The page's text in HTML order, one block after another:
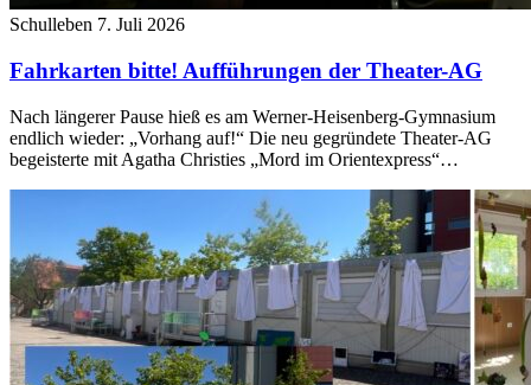
Schulleben 7. Juli 2026
Fahrkarten bitte! Aufführungen der Theater-AG
Nach längerer Pause hieß es am Werner-Heisenberg-Gymnasium
endlich wieder: „Vorhang auf!“ Die neu gegründete Theater-AG
begeisterte mit Agatha Christies „Mord im Orientexpress“…